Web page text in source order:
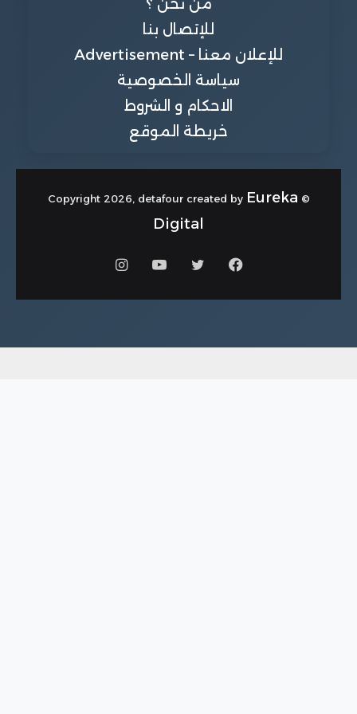
من نحن ؟
للإتصال بنا
للإعلان معنا – Advertisement
سياسة الخصوصية
الاحكام و الشروط
خريطة الموقع
© Copyright 2026, detafour created by
Eureka
Digital
فيسبوكتويتر يوتيوبانستقرام